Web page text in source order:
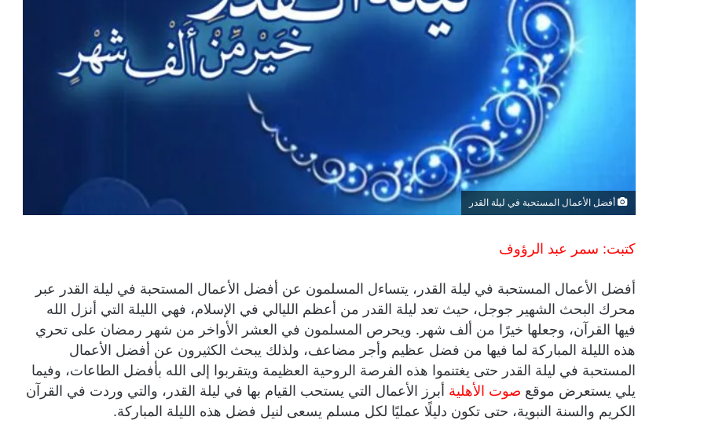
أفضل الأعمال المستحبة في ليلة القدر
كتبت: سمر عبد الرؤوف
أفضل الأعمال المستحبة في ليلة القدر، يتساءل المسلمون عن أفضل الأعمال المستحبة في ليلة القدر عبر
محرك البحث الشهير جوجل، حيث تعد ليلة القدر من أعظم الليالي في الإسلام، فهي الليلة التي أنزل الله
فيها القرآن، وجعلها خيرًا من ألف شهر. ويحرص المسلمون في العشر الأواخر من شهر رمضان على تحري
هذه الليلة المباركة لما فيها من فضل عظيم وأجر مضاعف، ولذلك يبحث الكثيرون عن أفضل الأعمال
المستحبة في ليلة القدر حتى يغتنموا هذه الفرصة الروحية العظيمة ويتقربوا إلى الله بأفضل الطاعات، وفيما
يلي يستعرض موقع صوت الأهلية أبرز الأعمال التي يستحب القيام بها في ليلة القدر، والتي وردت في القرآن
الكريم والسنة النبوية، حتى تكون دليلًا عمليًا لكل مسلم يسعى لنيل فضل هذه الليلة المباركة.